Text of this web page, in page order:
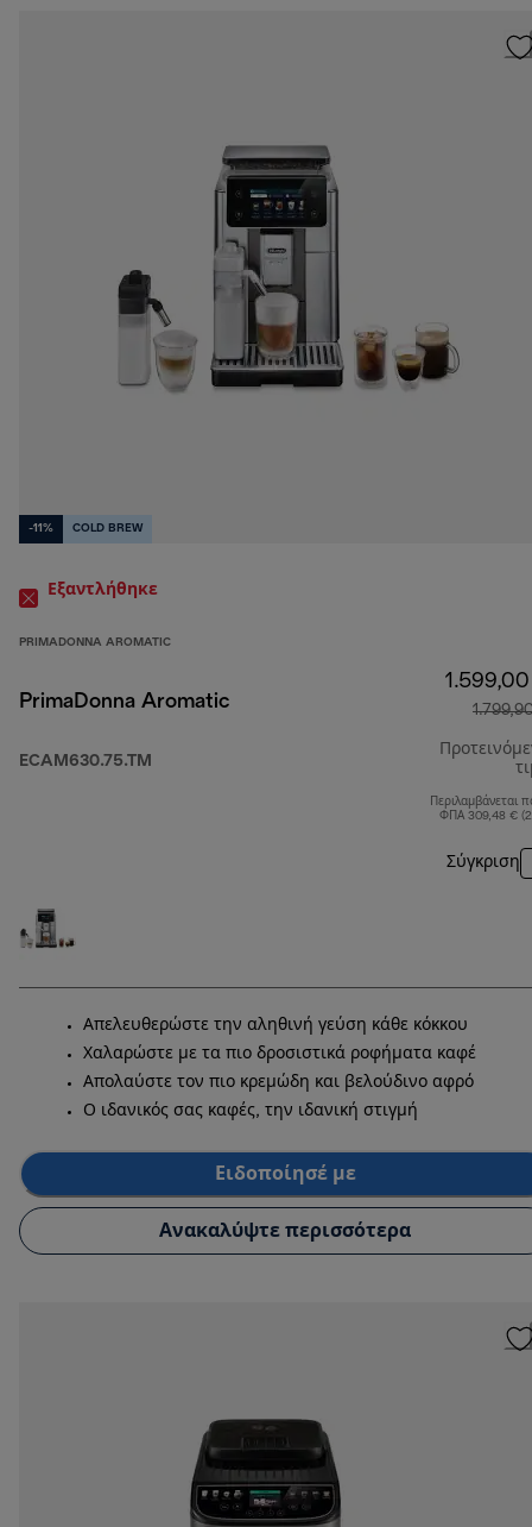
-11% COLD BREW
Εξαντλήθηκε
PRIMADONNA AROMATIC
PrimaDonna Aromatic
ECAM630.75.TM
Περιλαμβάνεται
ΦΠΑ 309,48 €
Σύγκριση
Απελευθερώστε την αληθινή γεύση κάθε κόκκου
Χαλαρώστε με τα πιο δροσιστικά ροφήματα καφέ
Απολαύστε τον πιο κρεμώδη και βελούδινο αφρό
Ο ιδανικός σας καφές, την ιδανική στιγμή
Ειδοποίησέ με
Ανακαλύψτε περισσότερα